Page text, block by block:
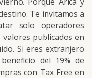
Te invitamos a
solo operadores
publicados en
Si eres extranjero
del 19% de
con Tax Free en